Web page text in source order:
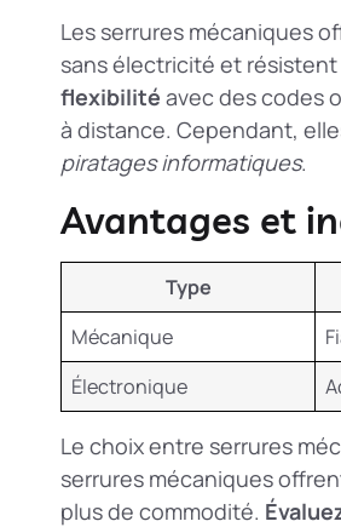
Les serrures mécaniques
sans électricité et
flexibilité avec des codes
à distance. Cependant,
piratages informatiques.
Avantages et
Type
Mécanique
Électronique
Le choix entre serrures
serrures mécaniques
plus de commodité.